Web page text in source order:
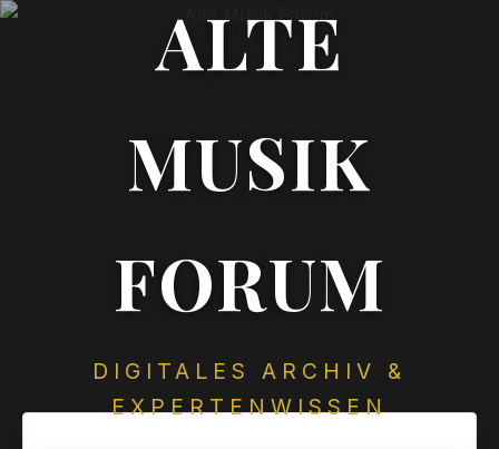
ALTE
MUSIK
FORUM
DIGITALES ARCHIV &
EXPERTENWISSEN